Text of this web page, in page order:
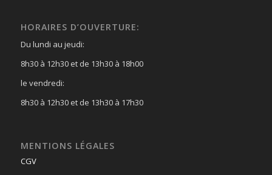
HORAIRES D’OUVERTURE:
Du lundi au jeudi:
8h30 à 12h30 et de 13h30 à 18h00
le vendredi:
8h30 à 12h30 et de 13h30 à 17h30
MENTIONS LÉGALES
CGV